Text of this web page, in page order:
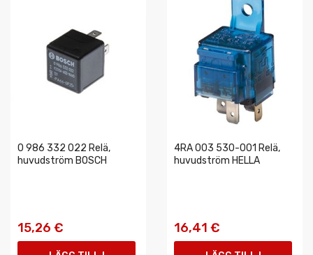
0 986 332 022 Relä,
huvudström BOSCH
15,26 €
4RA 003 530-001 Relä,
huvudström HELLA
16,41 €